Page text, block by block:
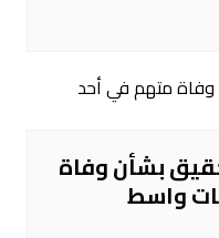
بشأن وفاة
واسط